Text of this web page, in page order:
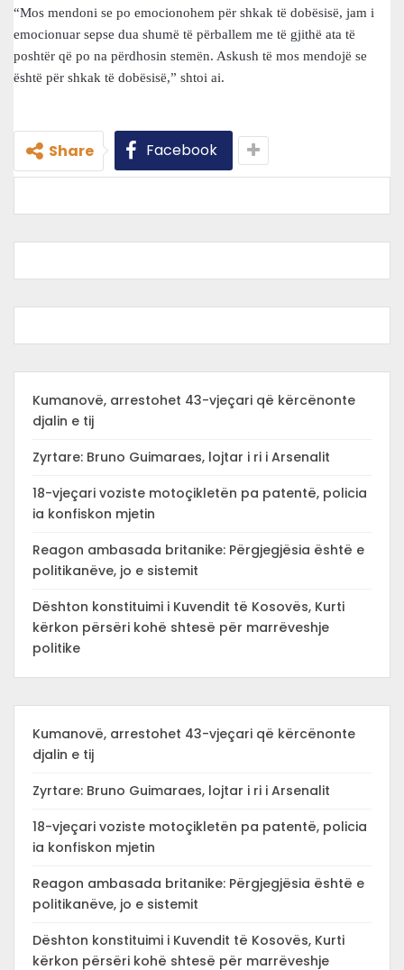
“Mos mendoni se po emocionohem për shkak të dobësisë, jam i
emocionuar sepse dua shumë të përballem me të gjithë ata të
poshtër që po na përdhosin stemën. Askush të mos mendojë se
është për shkak të dobësisë,” shtoi ai.
Share Facebook
Kumanovë, arrestohet 43-vjeçari që kërcënonte
djalin e tij
Zyrtare: Bruno Guimaraes, lojtar i ri i Arsenalit
18-vjeçari voziste motoçikletën pa patentë, policia
ia konfiskon mjetin
Reagon ambasada britanike: Përgjegjësia është e
politikanëve, jo e sistemit
Dështon konstituimi i Kuvendit të Kosovës, Kurti
kërkon përsëri kohë shtesë për marrëveshje
politike
Kumanovë, arrestohet 43-vjeçari që kërcënonte
djalin e tij
Zyrtare: Bruno Guimaraes, lojtar i ri i Arsenalit
18-vjeçari voziste motoçikletën pa patentë, policia
ia konfiskon mjetin
Reagon ambasada britanike: Përgjegjësia është e
politikanëve, jo e sistemit
Dështon konstituimi i Kuvendit të Kosovës, Kurti
kërkon përsëri kohë shtesë për marrëveshje